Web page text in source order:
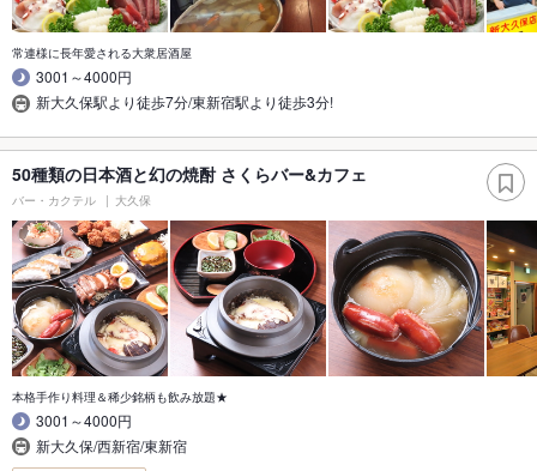
常連様に長年愛される大衆居酒屋
3001～4000円
新大久保駅より徒歩7分/東新宿駅より徒歩3分!
50種類の日本酒と幻の焼酎 さくらバー&カフェ
バー・カクテル 大久保
本格手作り料理＆稀少銘柄も飲み放題★
3001～4000円
新大久保/西新宿/東新宿